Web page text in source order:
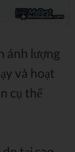
ánh lượng
và hoạt
cụ thể